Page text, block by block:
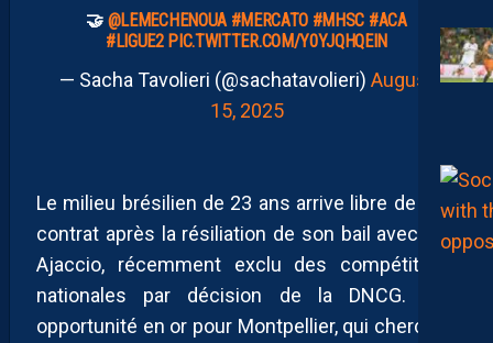
🤝 @LEMECHENOUA #MERCATO #MHSC #ACA
#LIGUE2 PIC.TWITTER.COM/Y0YJQHQEIN
— Sacha Tavolieri (@sachatavolieri) August
15, 2025
Le milieu brésilien de 23 ans arrive libre de tout
contrat après la résiliation de son bail avec l’AC
Ajaccio, récemment exclu des compétitions
nationales par décision de la DNCG. Une
opportunité en or pour Montpellier, qui cherchait